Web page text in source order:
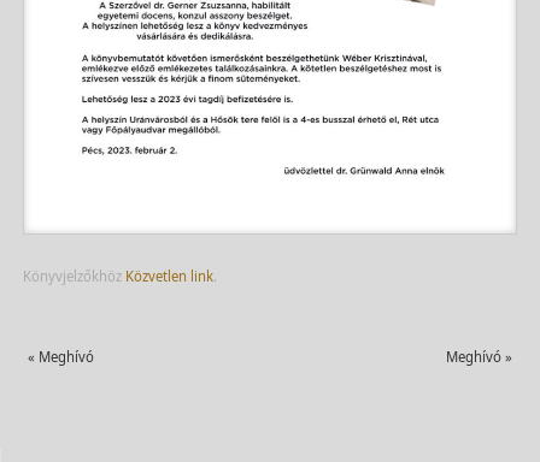
Könyvjelzőkhöz Közvetlen link.
« Meghívó Meghívó»